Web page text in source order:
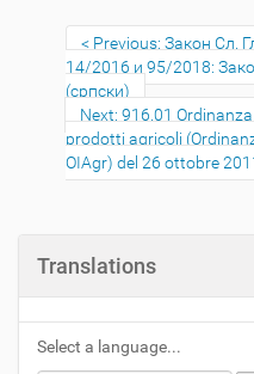
Previous: Закон Сл.
14/2016 и 95/2018:
(српски)
Next: 916.01
prodotti agricoli
OIAgr) del 26 ottobre
Translations
Select a language...